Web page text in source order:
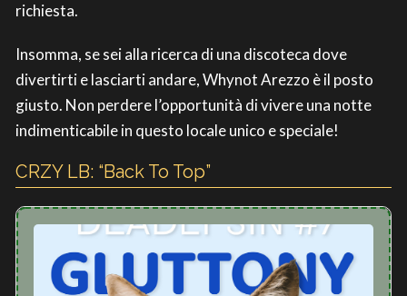
richiesta.
Insomma, se sei alla ricerca di una discoteca dove
divertirti e lasciarti andare, Whynot Arezzo è il posto
giusto. Non perdere l’opportunità di vivere una notte
indimenticabile in questo locale unico e speciale!
CRZY LB: “Back To Top”